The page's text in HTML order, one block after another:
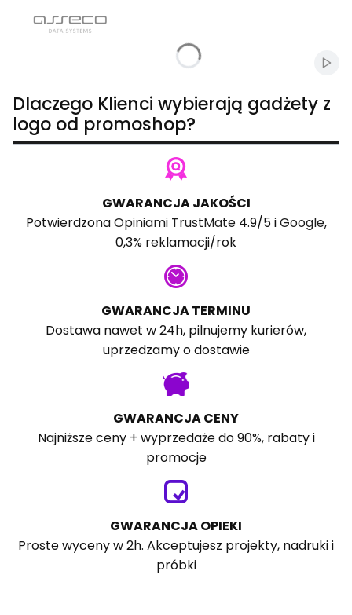
Dlaczego Klienci wybierają gadżety z
logo od promoshop?
GWARANCJA JAKOŚCI
PotwierdzonaOpiniami TrustMate4.9/5 iGoogle,
0,3% reklamacji/rok
GWARANCJA TERMINU
Dostawa nawet w 24h, pilnujemy kurierów,
uprzedzamy o dostawie
GWARANCJA CENY
Najniższe ceny + wyprzedaże do 90%, rabaty i
promocje
GWARANCJA OPIEKI
Proste wyceny w 2h. Akceptujesz projekty, nadruki i
próbki